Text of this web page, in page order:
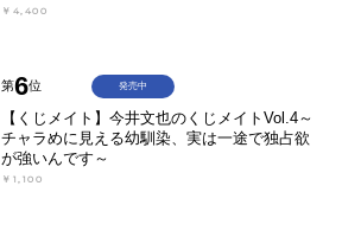
￥4,400
第6位
【くじメイト】今井文也のくじメイトVol.4～
チャラめに見える幼馴染、実は一途で独占欲
が強いんです～
￥1,100
発売中